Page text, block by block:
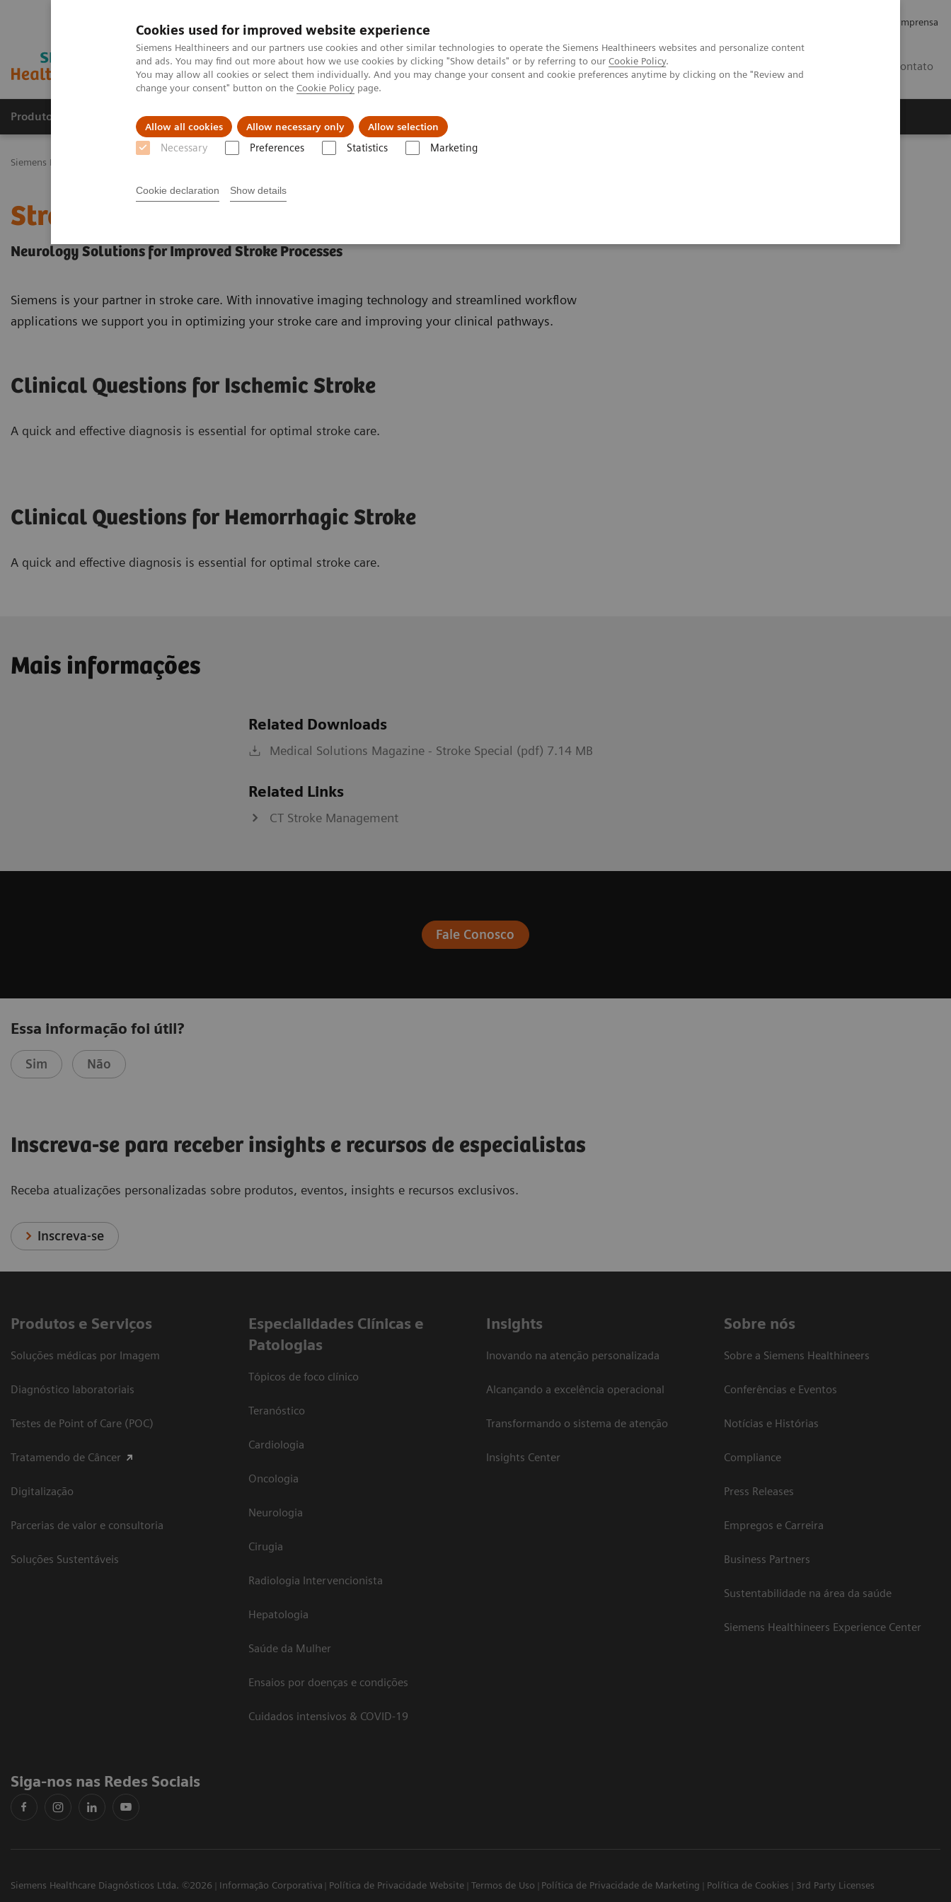
Cookies used for improved website experience
Siemens Healthineers and our partners use cookies and other similar technologies to operate the Siemens Healthineers websites and personalize content
and ads. You may find out more about how we use cookies by clicking "Show details" or by referring to our Cookie Policy.
You may allow all cookies or select them individually. And you may change your consent and cookie preferences anytime by clicking on the "Review and
change your consent" button on the Cookie Policy page.
Allow all cookies Allow necessary only Allow selection
Necessary Preferences Statistics Marketing
Cookie declaration Show details
Imprensa
Contato
Produtos e serviços Especialidades Clínicas e Patologias Serviços de pós-venda
Siemens Healthineers Brasil
Stroke
Neurology Solutions for Improved Stroke Processes
Siemens is your partner in stroke care. With innovative imaging technology and streamlined workflow
applications we support you in optimizing your stroke care and improving your clinical pathways.
Clinical Questions for Ischemic Stroke
A quick and effective diagnosis is essential for optimal stroke care.
Clinical Questions for Hemorrhagic Stroke
A quick and effective diagnosis is essential for optimal stroke care.
Mais informações
Related Downloads
Medical Solutions Magazine - Stroke Special (pdf) 7.14 MB
Related Links
CT Stroke Management
Fale Conosco
Essa informação foi útil?
Sim Não
Inscreva-se para receber insights e recursos de especialistas
Receba atualizações personalizadas sobre produtos, eventos, insights e recursos exclusivos.
Inscreva-se
Produtos e Serviços
Soluções médicas por Imagem
Diagnóstico laboratoriais
Testes de Point of Care (POC)
Tratamendo de Câncer
Digitalização
Parcerias de valor e consultoria
Soluções Sustentáveis
​Especialidades Clínicas e
Patologias
Tópicos de foco clínico
Teranóstico
Cardiologia
Oncologia
Neurologia
Cirugia
Radiologia Intervencionista
Hepatologia
Saúde da Mulher
Ensaios por doenças e condições
Cuidados intensivos & COVID-19
Insights
Inovando na atenção personalizada
Alcançando a excelência operacional
Transformando o sistema de atenção
Insights Center
Sobre nós
Sobre a Siemens Healthineers
Conferências e Eventos
Notícias e Histórias
Compliance
Press Releases
Empregos e Carreira
Business Partners
Sustentabilidade na área da saúde
Siemens Healthineers Experience Center
Siga-nos nas Redes Sociais
Siemens Healthcare Diagnósticos Ltda. ©2026 Informação Corporativa Política de Privacidade Website Termos de Uso Política de Privacidade de Marketing Política de Cookies 3rd Party Licenses